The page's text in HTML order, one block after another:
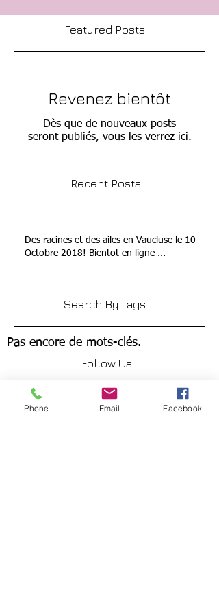
Featured Posts
Revenez bientôt
Dès que de nouveaux posts
seront publiés, vous les verrez ici.
Recent Posts
Des racines et des ailes en Vaucluse le 10
Octobre 2018! Bientot en ligne ...
Search By Tags
Pas encore de mots-clés.
Follow Us
Phone Email Facebook